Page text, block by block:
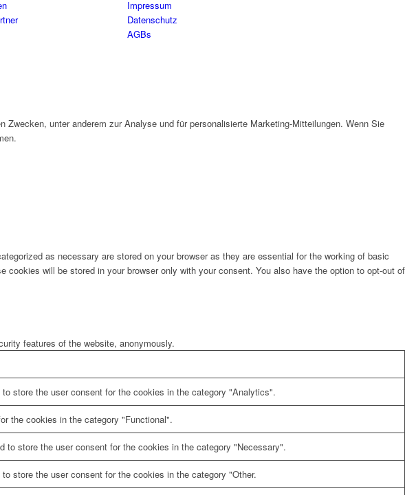
Impressum
Datenschutz
AGBs
unter anderem zur Analyse und für personalisierte Marketing-Mitteilungen. Wenn Sie
as necessary are stored on your browser as they are essential for the working of basic
will be stored in your browser only with your consent. You also have the option to opt-out of
features of the website, anonymously.
store the user consent for the cookies in the category "Analytics".
the cookies in the category "Functional".
store the user consent for the cookies in the category "Necessary".
store the user consent for the cookies in the category "Other.